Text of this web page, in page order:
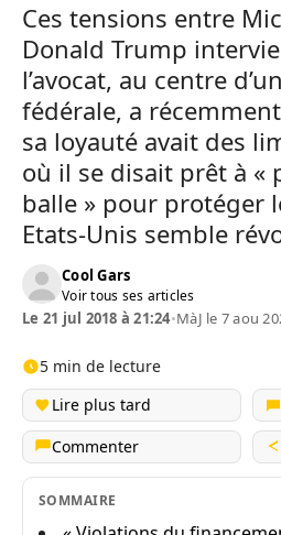
Ces tensions entre
Donald Trump
l’avocat, au centre
fédérale, a
sa loyauté avait des
où il se disait prêt à «
balle » pour protéger
Etats-Unis semble
Cool Gars
Voir tous ses articles
Le 21 jul 2018 à 21:24•MàJ le 7 aou
5 min de lecture
Lire plus tard
Commenter
SOMMAIRE